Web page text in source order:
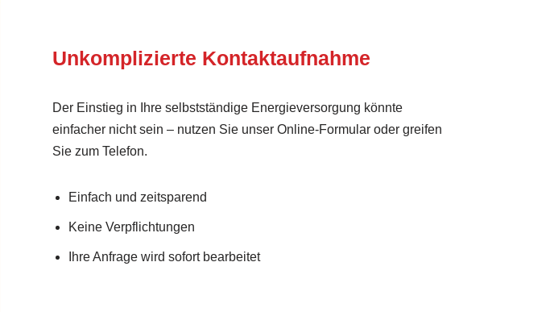
Unkomplizierte Kontaktaufnahme
Der Einstieg in Ihre selbstständige Energieversorgung könnte
einfacher nicht sein – nutzen Sie unser Online-Formular oder greifen
Sie zum Telefon.
Einfach und zeitsparend
Keine Verpflichtungen
Ihre Anfrage wird sofort bearbeitet